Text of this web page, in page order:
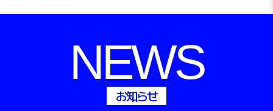
NEWS
お知らせ